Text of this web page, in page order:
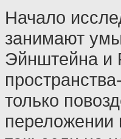
Начало
занимают
Эйнштейна и
только
переложении